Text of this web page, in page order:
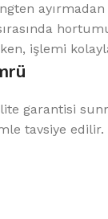
ayırmadan
işlemi
garantisi
tavsiye edilir.